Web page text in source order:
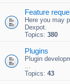
Feature
Here you may
Dexpot.
Topics: 380
Plugins
Plugin
...
Topics: 43